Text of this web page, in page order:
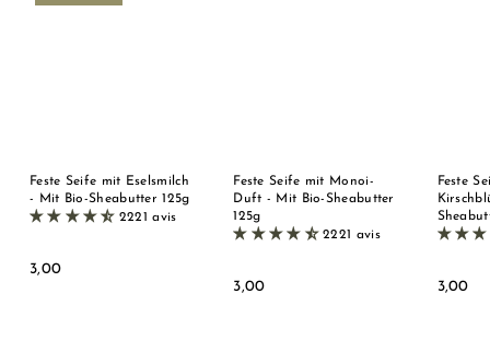
Feste Seife mit Eselsmilch
- Mit Bio-Sheabutter 125g
2221 avis
3,003
Feste Seife mit Monoi-
Duft - Mit Bio-Sheabutter
125g
2221 avis
3,003
Feste
3,003